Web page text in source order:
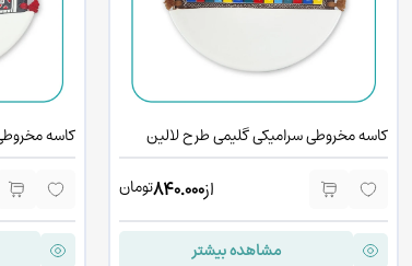
کاسه مخروطی سرامیکی گلیمی طرح لالین
از840.000تومان
مشاهده بیشتر
کاسه